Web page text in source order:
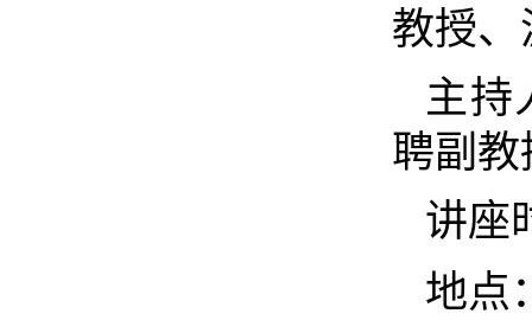
教授
主持
聘副教
讲座
地点